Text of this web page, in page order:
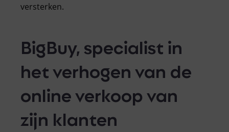
versterken.
BigBuy, specialist in
het verhogen van de
online verkoop van
zijn klanten